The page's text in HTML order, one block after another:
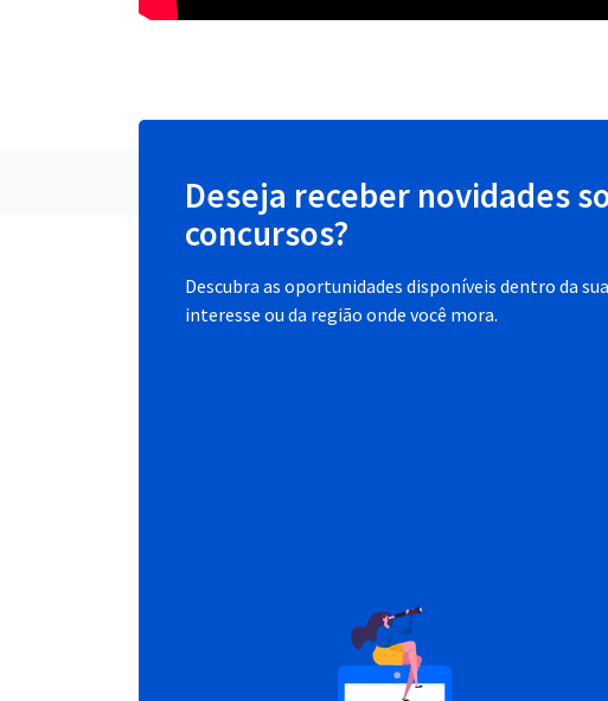
Deseja receber novidades
concursos?
Descubra as oportunidades disponíveis dentro da
interesse ou da região onde você mora.